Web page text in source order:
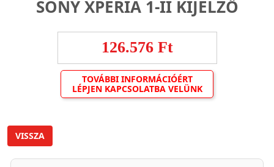
SONY XPERIA 1-II KIJELZŐ
126.576 Ft
TOVÁBBI INFORMÁCIÓÉRT
LÉPJEN KAPCSOLATBA VELÜNK
VISSZA